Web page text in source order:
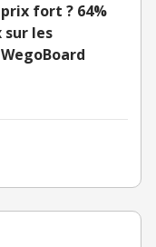
fort ? 64%
sur les